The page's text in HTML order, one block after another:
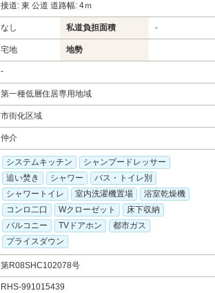
接道: 東 公道 道路幅: 4ｍ
なし 私道負担面積 -
宅地 地勢
-
第一種低層住居専用地域
市街化区域
仲介
システムキッチン
シャンプードレッサー
追い焚き
シャワー
バス・トイレ別
シャワートイレ
室内洗濯機置場
浴室乾燥機
コンロ二口
Wクローゼット
床下収納
バルコニー
TVドアホン
都市ガス
プライスダウン
第R08SHC102078号
RHS-991015439